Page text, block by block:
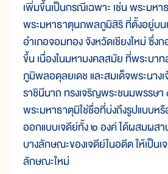
เพิ่มขึ้นเป็นกรณีเฉพาะ เช่น พระมห
พระมหาธาตุนภพลภูมิสิริ ที่ตั้งอยู่บ
อำเภอจอมทอง จังหวัดเชียงใหม่ ซึ่ง
ขึ้น เนื่องในมหามงคลสมัย ที่พระบา
ภูมิพลอดุลยเดช และสมเด็จพระนาง
ราชินีนาถ ทรงเจริญพระชนมพรรษ
พระมหาธาตุมิใช่ชื่อที่บ่งถึงรูปแบบห
ออกแบบเจดีย์ทั้ง ๒ องค์ ได้ผสมผสา
บางลักษณะของเจดีย์ในอดีต ให้เป็น
ลักษณะใหม่